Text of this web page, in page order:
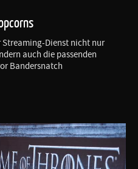
Streaming-Dienst nicht nur
auch die passenden
Bandersnatch